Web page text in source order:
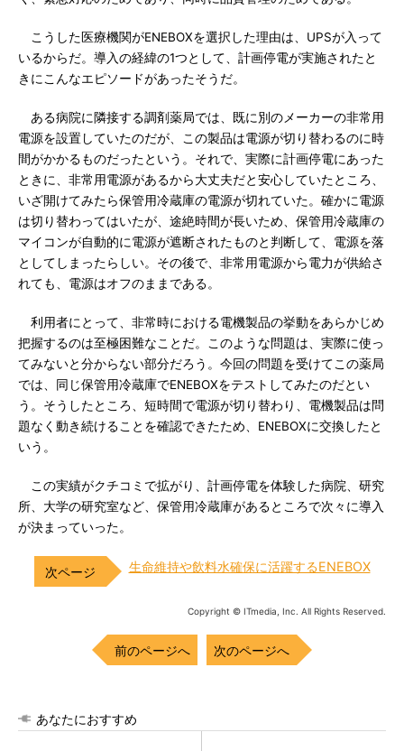
こうした医療機関がENEBOXを選択した理由は、UPSが入って
いるからだ。導入の経緯の1つとして、計画停電が実施されたと
きにこんなエピソードがあったそうだ。
ある病院に隣接する調剤薬局では、既に別のメーカーの非常用
電源を設置していたのだが、この製品は電源が切り替わるのに時
間がかかるものだったという。それで、実際に計画停電にあった
ときに、非常用電源があるから大丈夫だと安心していたところ、
いざ開けてみたら保管用冷蔵庫の電源が切れていた。確かに電源
は切り替わってはいたが、途絶時間が長いため、保管用冷蔵庫の
マイコンが自動的に電源が遮断されたものと判断して、電源を落
としてしまったらしい。その後で、非常用電源から電力が供給さ
れても、電源はオフのままである。
利用者にとって、非常時における電機製品の挙動をあらかじめ
把握するのは至極困難なことだ。このような問題は、実際に使っ
てみないと分からない部分だろう。今回の問題を受けてこの薬局
では、同じ保管用冷蔵庫でENEBOXをテストしてみたのだとい
う。そうしたところ、短時間で電源が切り替わり、電機製品は問
題なく動き続けることを確認できたため、ENEBOXに交換したと
いう。
この実績がクチコミで拡がり、計画停電を体験した病院、研究
所、大学の研究室など、保管用冷蔵庫があるところで次々に導入
が決まっていった。
生命維持や飲料水確保に活躍するENEBOX
Copyright © ITmedia, Inc. All Rights Reserved.
前のページへ 次のページへ
あなたにおすすめ